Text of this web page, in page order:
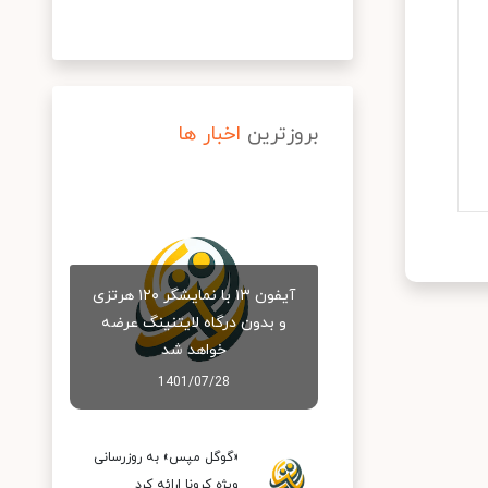
بروزترین اخبار ها
آیفون ۱۳ با نمایشگر ۱۲۰ هرتزی
و بدون درگاه لایتنینگ عرضه
خواهد شد
1401/07/28
«گوگل مپس» به روزرسانی